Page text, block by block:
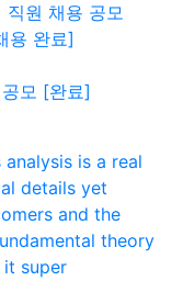
직원 채용 공모
용 완료]
모 [완료]
is a real
details yet
and the
theory
it super